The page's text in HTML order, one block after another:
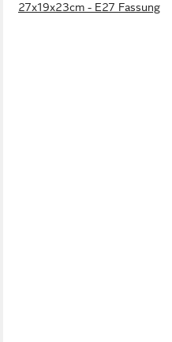
27x19x23cm - E27 Fassung